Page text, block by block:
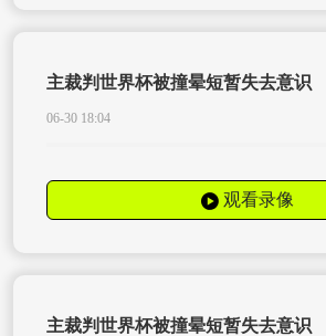
主裁判世界杯被撞晕短暂失去意识
06-30 18:04
观看录像
主裁判世界杯被撞晕短暂失去意识